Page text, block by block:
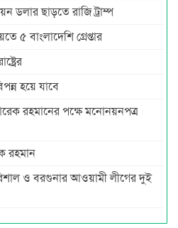
ডলার ছাড়তে রাজি ট্রাম্প
৫ বাংলাদেশি গ্রেপ্তার
হয়ে যাবে
রহমানের পক্ষে মনোনয়নপত্র
রহমান
ও বরগুনার আওয়ামী লীগের দুই